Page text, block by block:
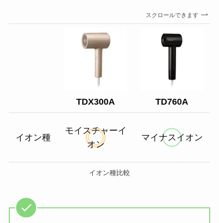
スクロールできます
TDX300A TD760A
イオン種
モイスチャーイ
オン
マイナスイオン
イオン種比較